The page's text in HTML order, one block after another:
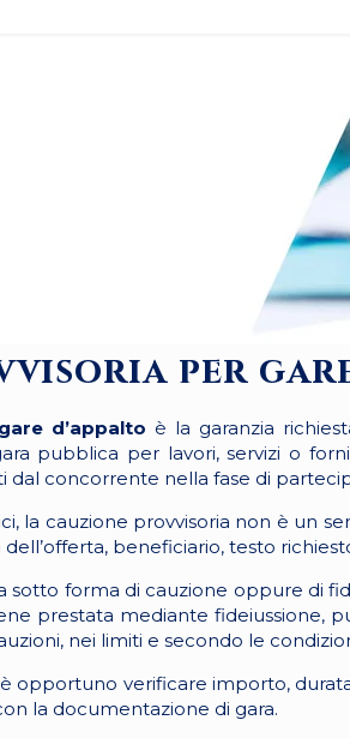
per
d’appalto è la garanzia
pubblica per lavori, servizi o
dal concorrente nella fase di
la cauzione provvisoria non è un
beneficiario, testo
sotto forma di cauzione oppure di
prestata mediante fideiussione,
nei limiti e secondo le
opportuno verificare importo,
la documentazione di gara.